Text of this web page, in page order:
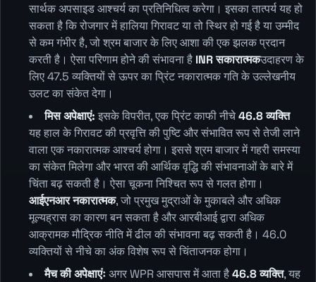
सार्थक अपसाइड आश्चर्य का प्रतिनिधित्व करेगा। इसका तात्पर्य यह हो
सकता है कि रोजगार में हालिया गिरावट या तो स्थिर हो गई है या उम्मीद
से कम गंभीर है, जो श्रम बाजार के लिए आशा की एक झलक प्रदान
करती है। ऐसा परिणाम होने की संभावना है INR सकारात्मकउदाहरण के
लिए 47.5 व्यक्तियों से ऊपर का प्रिंट नकारात्मक गति के उल्लेखनीय
उलट का संकेत देगा।
मिस अपेक्षाएं: इसके विपरीत, एक प्रिंट काफी नीचे46.8 व्यक्ति
यह हाल के गिरावट की प्रवृत्ति की पुष्टि और संभावित रूप से तेजी लाने
वाला एक नकारात्मक आश्चर्य होगा। इससे श्रम बाजार में गहरी समस्या
का संकेत मिलेगा और भारत की आर्थिक वृद्धि की संभावनाओं के बारे में
चिंता बढ़ सकती है। ऐसा चूकना निश्चित रूप से गलत होगा।
आईएनआर नकारात्मक, जो प्रमुख मुद्राओं के मुकाबले और अधिक
मूल्यह्रास का कारण बन सकता है और आरबीआई द्वारा अधिक
आक्रामक मौद्रिक नीति में ढील की संभावना बढ़ सकती है। 46.0
व्यक्तियों से नीचे का अंक विशेष रूप से चिंताजनक होगा।
मैच की अपेक्षाएंःअगर WPR आसपास में आता है46.8 व्यक्ति, यह